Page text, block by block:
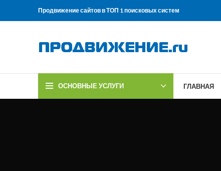
Продвижение сайтов в ТОП 1 поисковых систем
ОСНОВНЫЕ УСЛУГИ ГЛАВНАЯ